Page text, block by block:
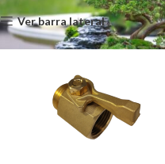
Ver barra lateral